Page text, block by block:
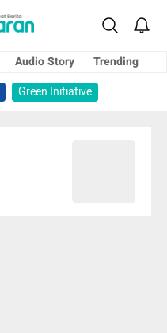
Audio Story
Trending
Green Initiative